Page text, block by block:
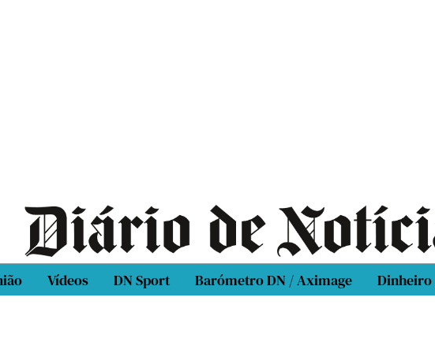
Vídeos DN Sport Barómetro DN / Aximage Dinheiro